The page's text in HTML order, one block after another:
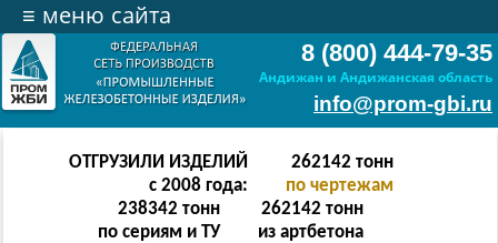
8 (800) 444-79-35
Андижан и Андижанская область
info@prom-gbi.ru
≡ меню сайта
ОТГРУЗИЛИ ИЗДЕЛИЙ
с 2008 года:
524286 тонн
по чертежам
238342 тонн
по сериям и ТУ
512303 тонн
из артбетона